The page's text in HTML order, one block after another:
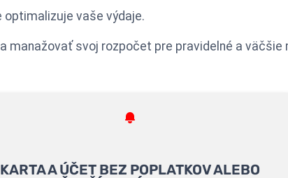
vaše výdaje.
svoj rozpočet pre pravidelné a väčšie
KARTA A ÚČET BEZ POPLATKOV ALEBO